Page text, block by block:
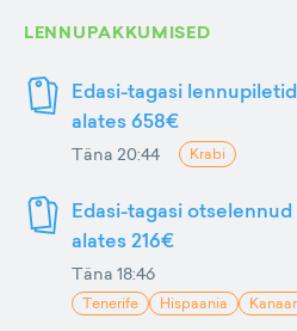
LENNUPAKKUMISED
Edasi-tagasi
alates 658€
Täna 20:44 Krabi
Edasi-tagasi
alates 216€
Täna 18:46
Tenerife Hispaania